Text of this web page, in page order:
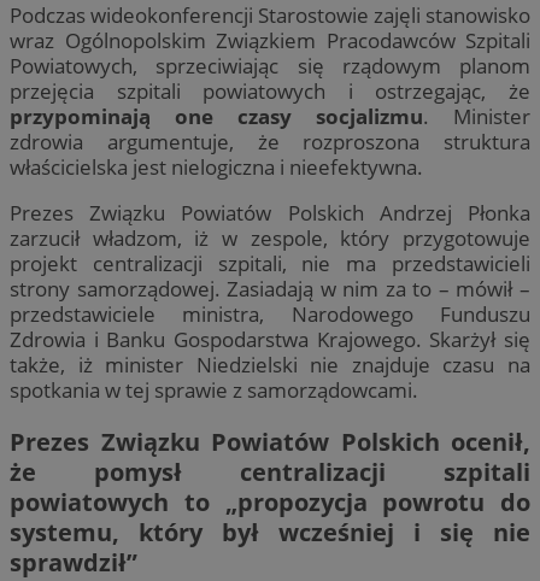
Podczas wideokonferencji Starostowie zajęli stanowisko
wraz Ogólnopolskim Związkiem Pracodawców Szpitali
Powiatowych, sprzeciwiając się rządowym planom
przejęcia szpitali powiatowych i ostrzegając, że
przypominają one czasy socjalizmu. Minister
zdrowia argumentuje, że rozproszona struktura
właścicielska jest nielogiczna i nieefektywna.
Prezes Związku Powiatów Polskich Andrzej Płonka
zarzucił władzom, iż w zespole, który przygotowuje
projekt centralizacji szpitali, nie ma przedstawicieli
strony samorządowej. Zasiadają w nim za to – mówił –
przedstawiciele ministra, Narodowego Funduszu
Zdrowia i Banku Gospodarstwa Krajowego. Skarżył się
także, iż minister Niedzielski nie znajduje czasu na
spotkania w tej sprawie z samorządowcami.
Prezes Związku Powiatów Polskich ocenił,
że pomysł centralizacji szpitali
powiatowych to „propozycja powrotu do
systemu, który był wcześniej i się nie
sprawdził”